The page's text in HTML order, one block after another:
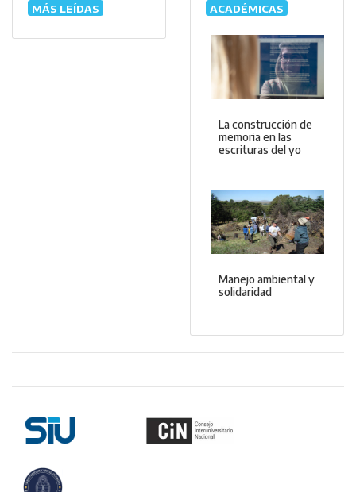
MÁS LEÍDAS ACADÉMICAS
La construcción de
memoria en las
escrituras del yo
Manejo ambiental y
solidaridad